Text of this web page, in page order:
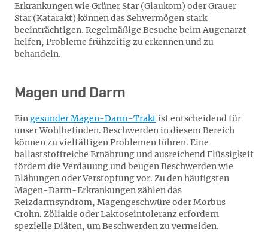
Erkrankungen wie Grüner Star (Glaukom) oder Grauer
Star (Katarakt) können das Sehvermögen stark
beeinträchtigen. Regelmäßige Besuche beim Augenarzt
helfen, Probleme frühzeitig zu erkennen und zu
behandeln.
Magen und Darm
Eingesunder Magen-Darm-Traktist entscheidend für
unser Wohlbefinden. Beschwerden in diesem Bereich
können zu vielfältigen Problemen führen. Eine
ballaststoffreiche Ernährung und ausreichend Flüssigkeit
fördern die Verdauung und beugen Beschwerden wie
Blähungen oder Verstopfung vor. Zu den häufigsten
Magen-Darm-Erkrankungen zählen das
Reizdarmsyndrom, Magengeschwüre oder Morbus
Crohn. Zöliakie oder Laktoseintoleranz erfordern
spezielle Diäten, um Beschwerden zu vermeiden.